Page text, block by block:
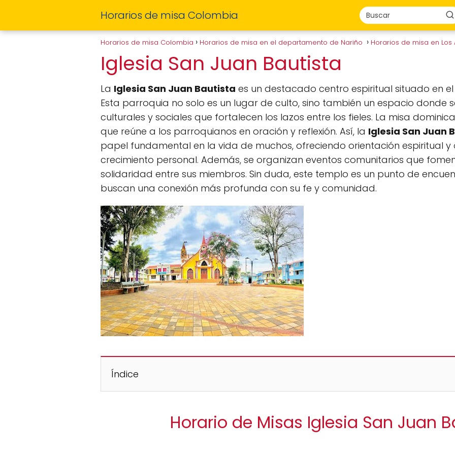
Horarios de misa Colombia
Horarios de misa Colombia Horarios de misa en el departamento de Nariño Horarios de misa en Los
Iglesia San Juan Bautista
La Iglesia San Juan Bautista es un destacado centro espiritual situado en
Esta parroquia no solo es un lugar de culto, sino también un espacio donde
culturales y sociales que fortalecen los lazos entre los fieles. La misa
que reúne a los parroquianos en oración y reflexión. Así, la Iglesia San Juan
papel fundamental en la vida de muchos, ofreciendo orientación espiritual
crecimiento personal. Además, se organizan eventos comunitarios que
solidaridad entre sus miembros. Sin duda, este templo es un punto de
buscan una conexión más profunda con su fe y comunidad.
Índice
Horario de Misas Iglesia San Juan